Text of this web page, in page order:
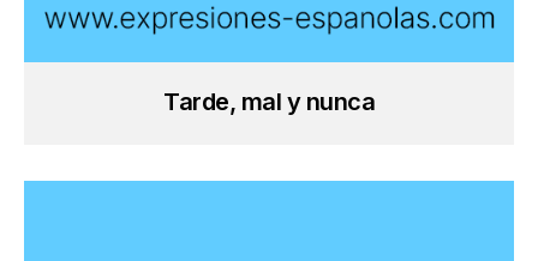
Tarde, mal y nunca